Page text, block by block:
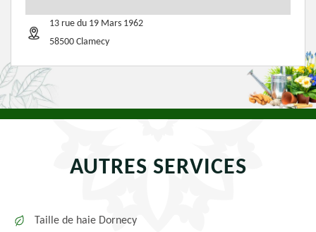
13 rue du 19 Mars 1962
58500 Clamecy
AUTRES SERVICES
Taille de haie Dornecy